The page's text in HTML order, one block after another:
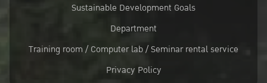
Sustainable Development Goals
Department
Training room / Computer lab / Seminar rental service
Privacy Policy